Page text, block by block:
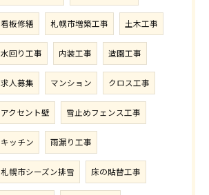
看板修繕 札幌市増築工事 土木工事
水回り工事 内装工事 造園工事
求人募集 マンション クロス工事
アクセント壁 雪止めフェンス工事
キッチン 雨漏り工事
札幌市シーズン排雪 床の貼替工事